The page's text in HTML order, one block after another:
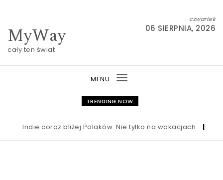
MyWay
cały ten świat
czwartek
06 SIERPNIA, 2026
MENU
Toggle
navigation
TRENDING NOW
Indie coraz bliżej Polaków. Nie tylko na wakacjach |